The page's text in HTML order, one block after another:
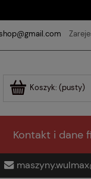
Koszyk: (pusty)
Kontakt i dane